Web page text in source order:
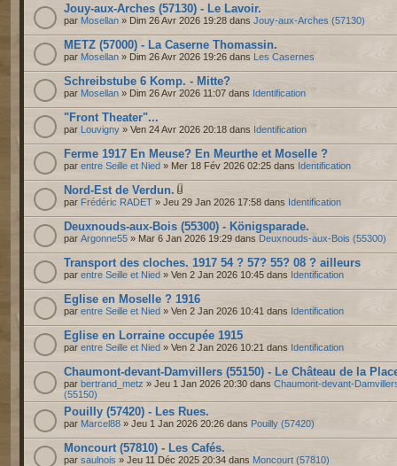
Jouy-aux-Arches (57130) - Le Lavoir.
par Mosellan » Dim 26 Avr 2026 19:28 dans Jouy-aux-Arches (57130)
METZ (57000) - La Caserne Thomassin.
par Mosellan » Dim 26 Avr 2026 19:26 dans Les Casernes
Schreibstube 6 Komp. - Mitte?
par Mosellan » Dim 26 Avr 2026 11:07 dans Identification
"Front Theater"...
par Louvigny » Ven 24 Avr 2026 20:18 dans Identification
Ferme 1917 En Meuse? En Meurthe et Moselle ?
par entre Seille et Nied » Mer 18 Fév 2026 02:25 dans Identification
Nord-Est de Verdun.
par Frédéric RADET » Jeu 29 Jan 2026 17:58 dans Identification
Deuxnouds-aux-Bois (55300) - Königsparade.
par Argonne55 » Mar 6 Jan 2026 19:29 dans Deuxnouds-aux-Bois (55300)
Transport des cloches. 1917 54 ? 57? 55? 08 ? ailleurs
par entre Seille et Nied » Ven 2 Jan 2026 10:45 dans Identification
Eglise en Moselle ? 1916
par entre Seille et Nied » Ven 2 Jan 2026 10:41 dans Identification
Eglise en Lorraine occupée 1915
par entre Seille et Nied » Ven 2 Jan 2026 10:21 dans Identification
Chaumont-devant-Damvillers (55150) - Le Château de la
par bertrand_metz » Jeu 1 Jan 2026 20:30 dans Chaumont-devant-
(55150)
Pouilly (57420) - Les Rues.
par Marcel88 » Jeu 1 Jan 2026 20:26 dans Pouilly (57420)
Moncourt (57810) - Les Cafés.
par saulnois » Jeu 11 Déc 2025 20:34 dans Moncourt (57810)